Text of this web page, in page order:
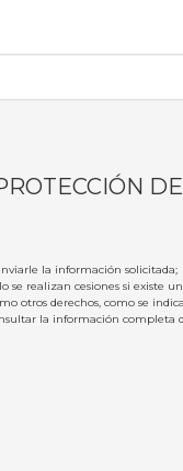
DE
la información solicitada;
se realizan cesiones si existe
otros derechos, como se indica
la información completa